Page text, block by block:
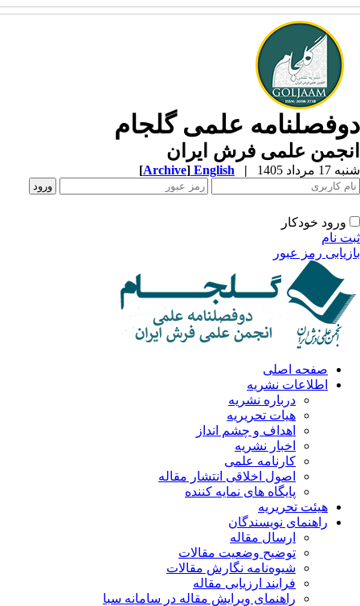
علمی گلجام
علمی فرش ایران
مرداد 1405 |
English
[Archive]
ورود خودکار
نام
رمز عبور
صفحه اصلی
اطلاعات نشریه
درباره نشریه
هیات تحریریه
اهداف و چشم انداز
اخبار نشریه
کارنامه علمی
اصول اخلاقی انتشار مقاله
پایگاه های نمایه کننده
هیئت تحریریه
راهنمای نویسندگان
ارسال مقاله
توضیح وضعیت مقالات
شیوه‌نامه نگارش مقالات
فرایند ارزیابی مقاله
راهنمای ویرایش مقاله در سامانه سبا